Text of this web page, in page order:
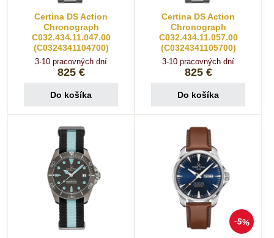
Certina DS Action
Chronograph
C032.434.11.047.00
(C0324341104700)
3-10 pracovných dní
825 €
Do košíka
Certina DS Action
Chronograph
C032.434.11.057.00
(C0324341105700)
3-10 pracovných dní
825 €
Do košíka
5%